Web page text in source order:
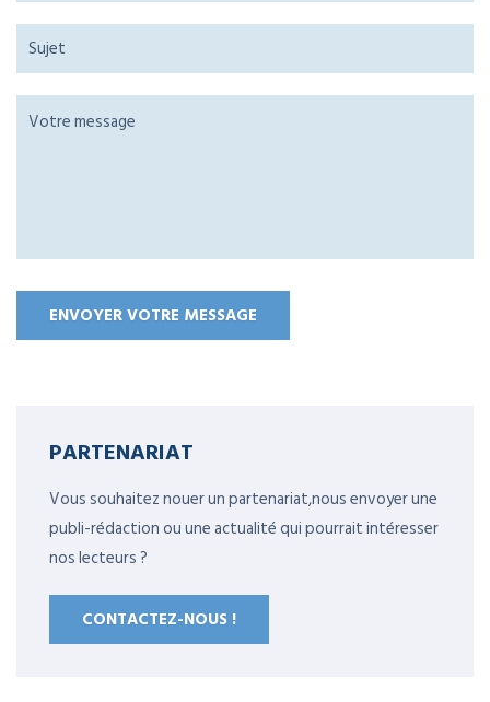
PARTENARIAT
Vous souhaitez nouer un partenariat,nous envoyer une
publi-rédaction ou une actualité qui pourrait intéresser
nos lecteurs ?
CONTACTEZ-NOUS !